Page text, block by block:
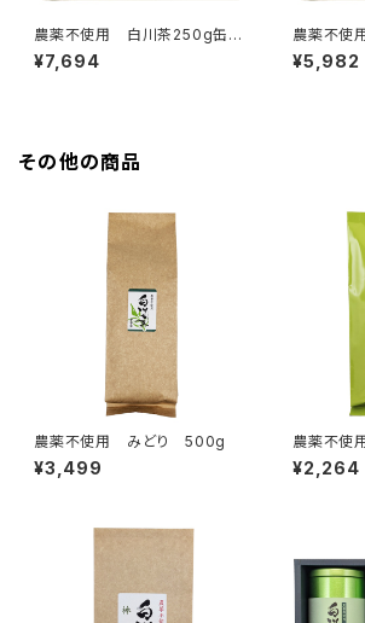
農薬不使用 白川茶250g缶入
り 2本組ギフト NO.2ずいう
ん×2
¥7,694
農薬不使
り 2本組
ん・みどり
¥5,982
その他の商品
農薬不使用 みどり 500g
¥3,499
農薬不使
g クリッ
¥2,264